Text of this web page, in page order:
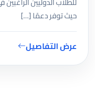
حيث توفر دعمًا […]
عرض التفاصيل